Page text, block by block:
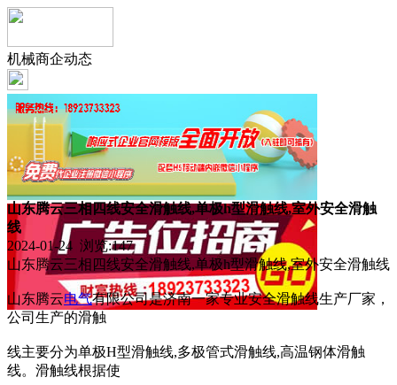
机械商企动态
山东腾云三相四线安全滑触线,单极h型滑触线,室外安全滑触
线
2024-01-24 浏览:147
山东腾云三相四线安全滑触线,单极h型滑触线,室外安全滑触线
山东腾云电气有限公司是济南一家专业安全滑触线生产厂家，
公司生产的滑触
线主要分为单极H型滑触线,多极管式滑触线,高温钢体滑触
线。滑触线根据使